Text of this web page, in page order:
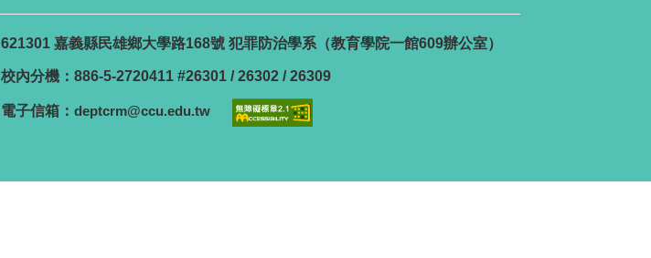
621301 嘉義縣民雄鄉大學路168號 犯罪防治學系（教育學院一館609辦公室）
校內分機：886-5-2720411 #26301 / 26302 / 26309
電子信箱： deptcrm@ccu.edu.tw